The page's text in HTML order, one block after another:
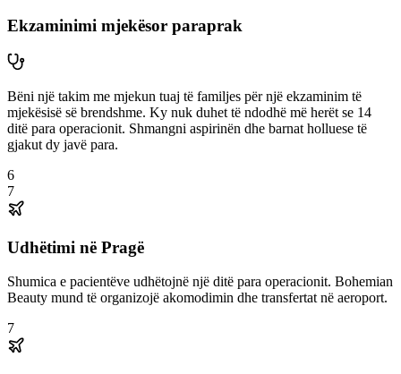
Ekzaminimi mjekësor paraprak
Bëni një takim me mjekun tuaj të familjes për një ekzaminim të
mjekësisë së brendshme. Ky nuk duhet të ndodhë më herët se 14
ditë para operacionit. Shmangni aspirinën dhe barnat holluese të
gjakut dy javë para.
6
7
Udhëtimi në Pragë
Shumica e pacientëve udhëtojnë një ditë para operacionit. Bohemian
Beauty mund të organizojë akomodimin dhe transfertat në aeroport.
7